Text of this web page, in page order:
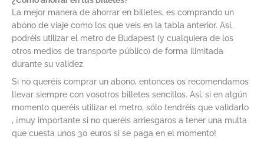
La mejor manera de ahorrar en billetes, es comprando un
abono de viaje como los que veis en la tabla anterior. Así,
podréis utilizar el metro de Budapest (y cualquiera de los
otros medios de transporte público) de forma ilimitada
durante su validez.
Si no queréis comprar un abono, entonces os recomendamos
llevar siempre con vosotros billetes sencillos. Así, si en algún
momento queréis utilizar el metro, sólo tendréis que validarlo
, ¡muy importante si no queréis arriesgaros a tener una multa
que cuesta unos 30 euros si se paga en el momento!